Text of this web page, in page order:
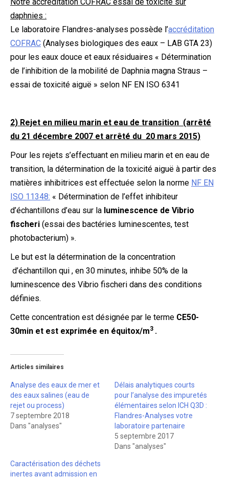
daphnies :
Le laboratoire Flandres-analyses possède l’accréditation
COFRAC (Analyses biologiques des eaux – LAB GTA 23)
pour les eaux douce et eaux résiduaires « Détermination
de l’inhibition de la mobilité de Daphnia magna Straus –
essai de toxicité aiguë » selon NF EN ISO 6341
2) Rejet en milieu marin et eau de transition (arrêté
du 21 décembre 2007 et arrêté du 20 mars 2015)
Pour les rejets s’effectuant en milieu marin et en eau de
transition, la détermination de la toxicité aiguë à partir des
matières inhibitrices est effectuée selon la norme NF EN
ISO 11348: « Détermination de l’effet inhibiteur
d’échantillons d’eau sur la luminescence de Vibrio
fischeri (essai des bactéries luminescentes, test
photobacterium) ».
Le but est la détermination de la concentration
d’échantillon qui , en 30 minutes, inhibe 50% de la
luminescence des Vibrio fischeri dans des conditions
définies.
Cette concentration est désignée par le terme CE50-
30min et est exprimée en équitox/m3 .
Articles similaires
Analyse des eaux de mer et
des eaux salines (eau de
rejet ou process)
7 septembre 2018
Dans "analyses"
Délais analytiques courts
pour l’analyse des impuretés
élémentaires selon ICH Q3D :
Flandres-Analyses votre
laboratoire partenaire
5 septembre 2017
Dans "analyses"
Caractérisation des déchets
inertes avant admission en